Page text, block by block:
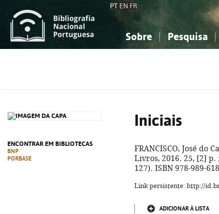
PT EN FR
Sobre Pesquisa
ENCONTRAR EM BIBLIOTECAS
BNP
PORBASE
Iniciais
FRANCISCO, José do
Livros, 2016. 25, [2]
127). ISBN 978-989-
Link persistente: http://
ADICIONAR À LISTA